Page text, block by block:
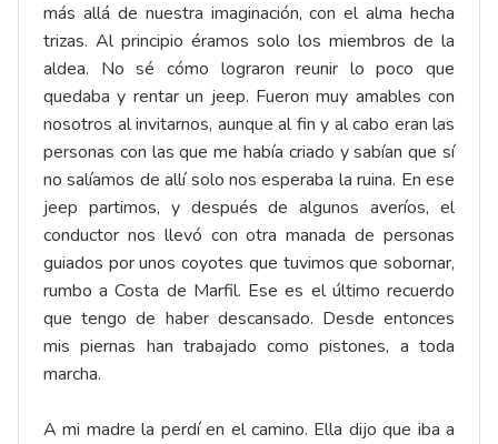
más allá de nuestra imaginación, con el alma hecha
trizas. Al principio éramos solo los miembros de la
aldea. No sé cómo lograron reunir lo poco que
quedaba y rentar un jeep. Fueron muy amables con
nosotros al invitarnos, aunque al fin y al cabo eran las
personas con las que me había criado y sabían que sí
no salíamos de allí solo nos esperaba la ruina. En ese
jeep partimos, y después de algunos averíos, el
conductor nos llevó con otra manada de personas
guiados por unos coyotes que tuvimos que sobornar,
rumbo a Costa de Marfil. Ese es el último recuerdo
que tengo de haber descansado. Desde entonces
mis piernas han trabajado como pistones, a toda
marcha.
A mi madre la perdí en el camino. Ella dijo que iba a